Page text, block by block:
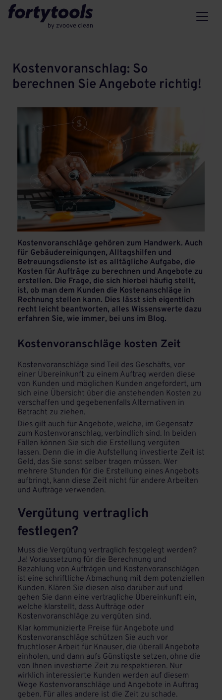
Kostenvoranschlag: So
berechnen Sie Angebote richtig!
Kostenvoranschläge gehören zum Handwerk. Auch
für Gebäudereinigungen, Alltagshilfen und
Betreuungsdienste ist es alltägliche Aufgabe, die
Kosten für Aufträge zu berechnen und Angebote zu
erstellen. Die Frage, die sich hierbei häufig stellt,
ist, ob man dem Kunden die Kostenanschläge in
Rechnung stellen kann. Dies lässt sich eigentlich
recht leicht beantworten, alles Wissenswerte dazu
erfahren Sie, wie immer, bei uns im Blog.
Kostenvoranschläge kosten Zeit
Kostenvoranschläge sind Teil des Geschäfts, vor
einer Übereinkunft zu einem Auftrag werden diese
von Kunden und möglichen Kunden angefordert, um
sich eine Übersicht über die anstehenden Kosten zu
verschaffen und gegebenenfalls Alternativen in
Betracht zu ziehen.
Dies gilt auch für Angebote, welche, im Gegensatz
zum Kostenvoranschlag, verbindlich sind. In beiden
Fällen können Sie sich die Erstellung vergüten
lassen. Denn die in die Aufstellung investierte Zeit ist
Geld, das Sie sonst selber tragen müssen. Wer
mehrere Stunden für die Erstellung eines Angebots
aufbringt, kann diese Zeit nicht für andere Arbeiten
und Aufträge verwenden.
Vergütung vertraglich
festlegen?
Muss die Vergütung vertraglich festgelegt werden?
Ja! Voraussetzung für die Berechnung und
Bezahlung von Aufträgen und Kostenvoranschlägen
ist eine schriftliche Abmachung mit dem potenziellen
Kunden. Klären Sie diesen also darüber auf und
gehen Sie dann eine vertragliche Übereinkunft ein,
welche klarstellt, dass Aufträge oder
Kostenvoranschläge zu vergüten sind.
Klar kommunizierte Preise für Angebote und
Kostenvoranschläge schützen Sie auch vor
fruchtloser Arbeit für Knauser, die überall Angebote
einholen, und dann aufs Günstigste setzen, ohne die
von Ihnen investierte Zeit zu respektieren. Nur
wirklich interessierte Kunden werden auf diesem
Wege Kostenvoranschläge und Angebote in Auftrag
geben. Für alles andere ist die Zeit zu schade.